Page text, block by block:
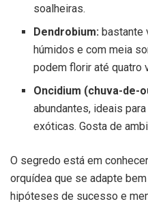
soalheiras.
Dendrobium: bastante
húmidos e com meia
podem florir até quatro
Oncidium (chuva-de-
abundantes, ideais
exóticas. Gosta de
O segredo está em
orquídea que se adapte
hipóteses de sucesso e